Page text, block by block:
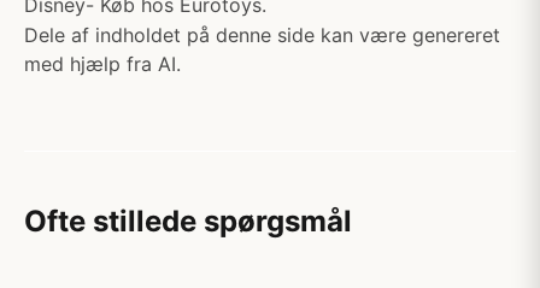
Disney- Køb hos Eurotoys.
Dele af indholdet på denne side kan være genereret
med hjælp fra AI.
Ofte stillede spørgsmål